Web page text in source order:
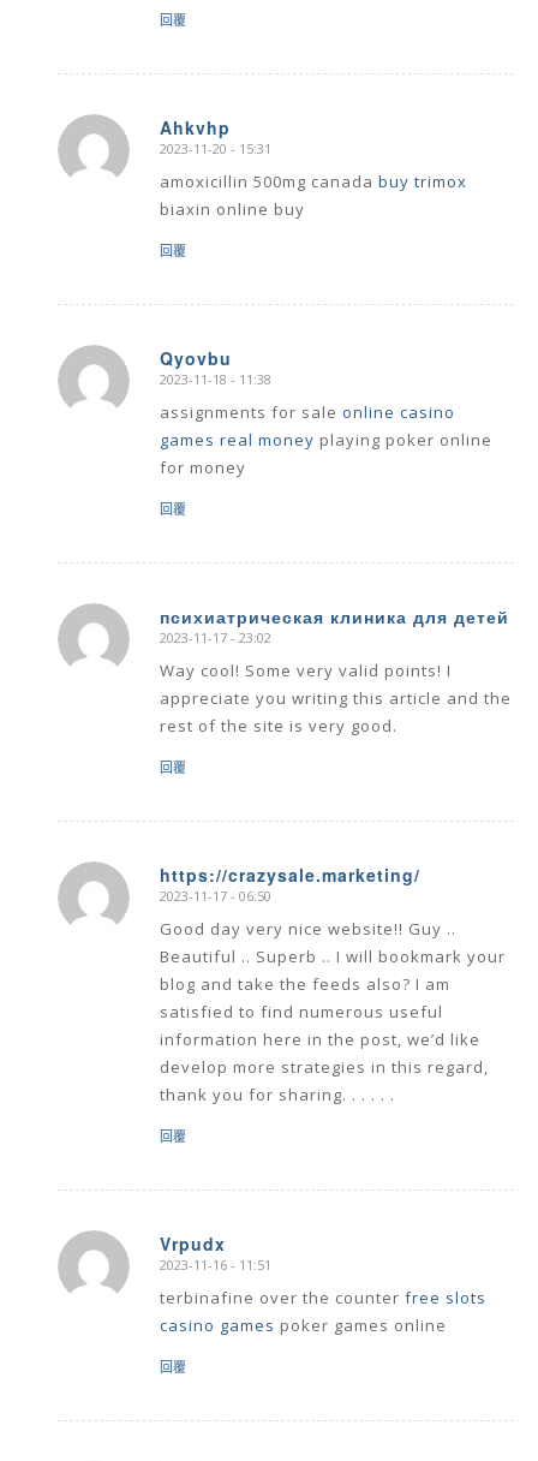
回覆
Ahkvhp
says:
2023-11-20 - 15:31
amoxicillin 500mg canada buy trimox
biaxin online buy
回覆
Qyovbu
says:
2023-11-18 - 11:38
assignments for sale online casino
games real money playing poker online
for money
回覆
психиатрическая клиника для детей
says:
2023-11-17 - 23:02
Way cool! Some very valid points! I
appreciate you writing this article and the
rest of the site is very good.
回覆
https://crazysale.marketing/
says:
2023-11-17 - 06:50
Good day very nice website!! Guy ..
Beautiful .. Superb .. I will bookmark your
blog and take the feeds also? I am
satisfied to find numerous useful
information here in the post, we’d like
develop more strategies in this regard,
thank you for sharing. . . . . .
回覆
Vrpudx
says:
2023-11-16 - 11:51
terbinafine over the counter free slots
casino games poker games online
回覆